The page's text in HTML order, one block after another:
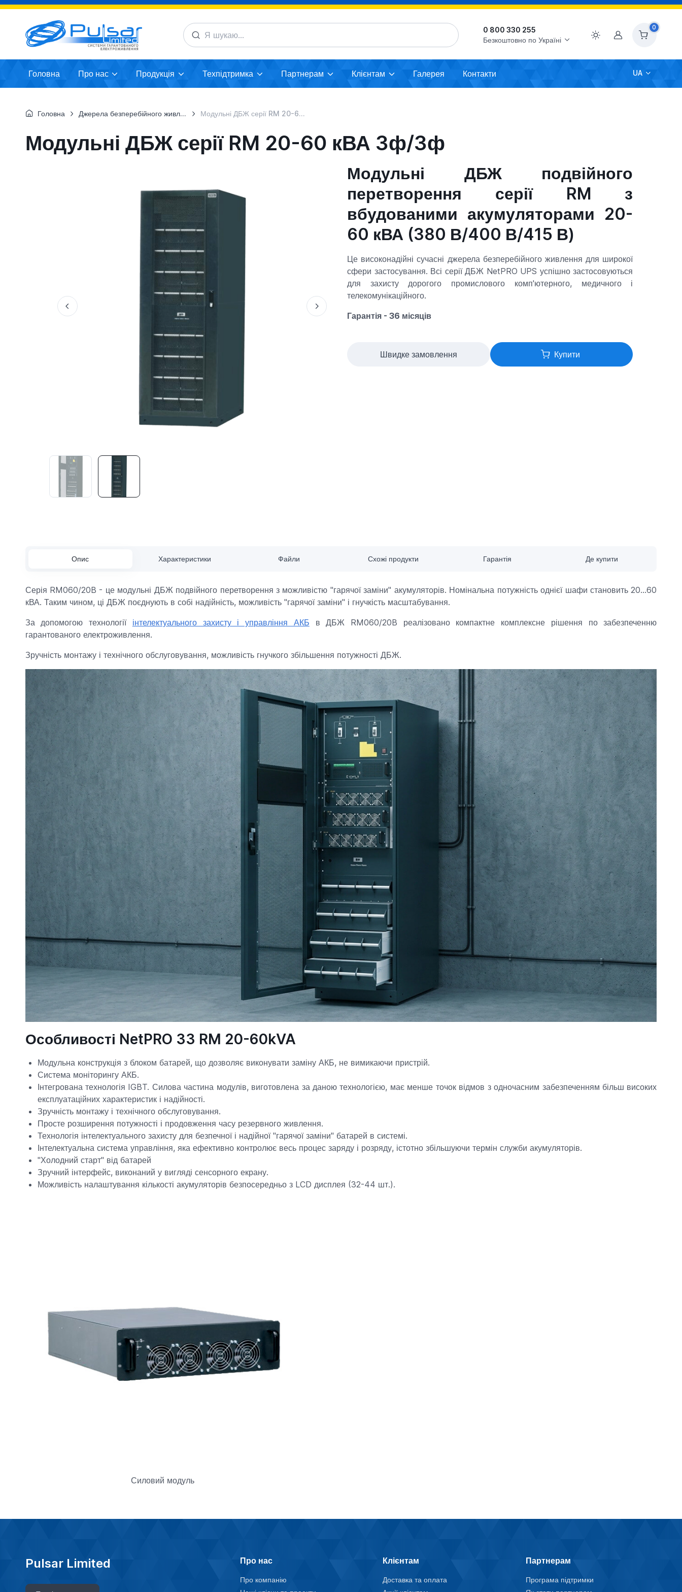
0 800 330 255
Безкоштовно по Україні
Акаунт
0
Головна Про нас Продукція Техпідтримка Партнерам Клієнтам Галерея Контакти UA
Головна Джерела безперебійного живлення Модульні ДБЖ серії RM 20-60 кВА 3ф/3ф
Модульні ДБЖ серії RM 20-60 кВА 3ф/3ф
Модульні ДБЖ подвійного
перетворення серії RM з
вбудованими акумуляторами 20-
60 кВА (380 В/400 В/415 В)
Це високонадійні сучасні джерела безперебійного живлення для широкої
сфери застосування. Всі серії ДБЖ NetPRO UPS успішно застосовуються
для захисту дорогого промислового комп'ютерного, медичного і
телекомунікаційного.
Гарантія - 36 місяців
Швидке замовлення Купити
Опис Характеристики Файли Схожі продукти Гарантія Де купити
Серія RM060/20B - це модульні ДБЖ подвійного перетворення з можливістю "гарячої заміни" акумуляторів. Номінальна потужність однієї шафи становить 20...60
кВА. Таким чином, ці ДБЖ поєднують в собі надійність, можливість "гарячої заміни" і гнучкість масштабування.
За допомогою технології інтелектуального захисту і управління АКБ в ДБЖ RM060/20B реалізовано компактне комплексне рішення по забезпеченню
гарантованого електроживлення.
Зручність монтажу і технічного обслуговування, можливість гнучкого збільшення потужності ДБЖ.
Особливості NetPRO 33 RM 20-60kVA
Модульна конструкція з блоком батарей, що дозволяє виконувати заміну АКБ, не вимикаючи пристрій.
Система моніторингу АКБ.
Інтегрована технологія IGBT. Силова частина модулів, виготовлена за даною технологією, має менше точок відмов з одночасним забезпеченням більш високих
експлуатаційних характеристик і надійності.
Зручність монтажу і технічного обслуговування.
Просте розширення потужності і продовження часу резервного живлення.
Технологія інтелектуального захисту для безпечної і надійної "гарячої заміни" батарей в системі.
Інтелектуальна система управління, яка ефективно контролює весь процес заряду і розряду, істотно збільшуючи термін служби акумуляторів.
"Холодний старт" від батарей
Зручний інтерфейс, виконаний у вигляді сенсорного екрану.
Можливість налаштування кількості акумуляторів безпосередньо з LCD дисплея (32-44 шт.).
Силовий модуль
Pulsar Limited Про нас
Про компанію
Клієнтам
Доставка та оплата
Партнерам
Програма підтримки